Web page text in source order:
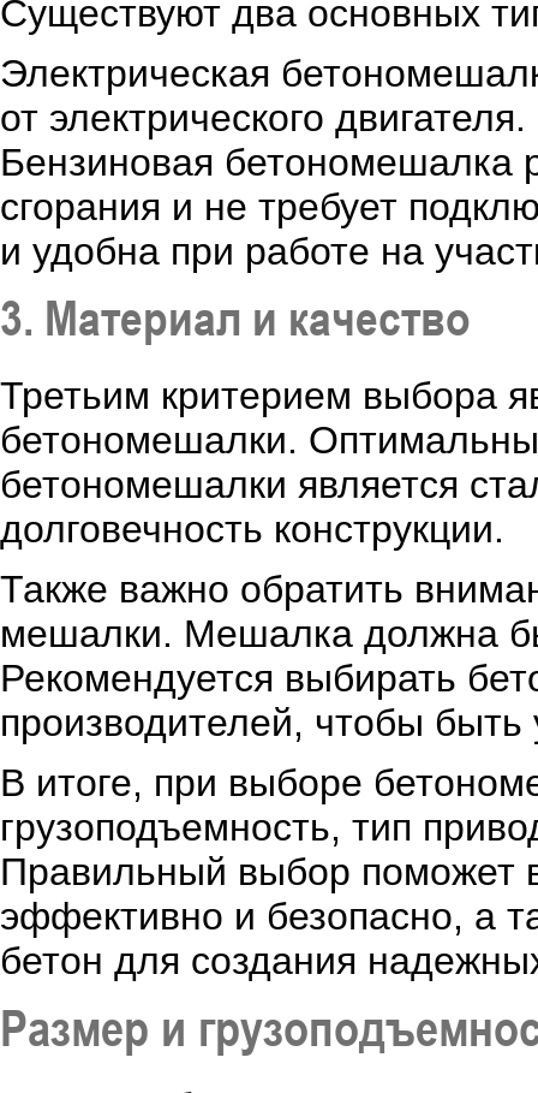
Существуют два основных
Электрическая
от электрического
Бензиновая бетономешалка
сгорания и не требует
и удобна при работе на
3. Материал и качество
Третьим критерием выбора
бетономешалки.
бетономешалки является
долговечность конструкции.
Также важно обратить
мешалки. Мешалка должна
Рекомендуется выбирать
производителей, чтобы
В итоге, при выборе
грузоподъемность, тип
Правильный выбор поможет
эффективно и безопасно, а
бетон для создания
Размер и